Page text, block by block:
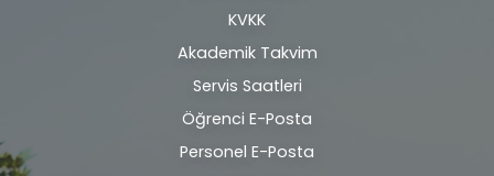
bilgi
KVKK
Akademik Takvim
Servis Saatleri
Öğrenci E-Posta
Personel E-Posta